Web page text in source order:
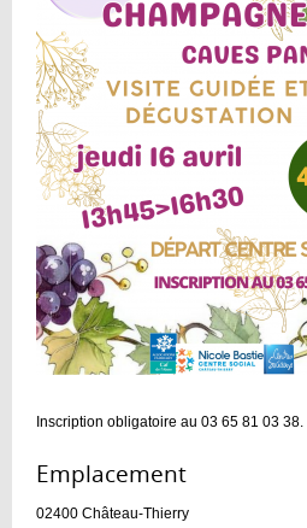
Inscription obligatoire au 03 65 81 03 38.
Emplacement :
02400 Château-Thierry